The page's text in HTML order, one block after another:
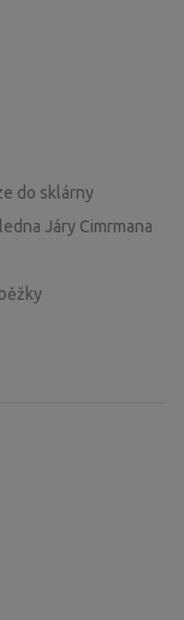
do sklárny
Járy Cimrmana